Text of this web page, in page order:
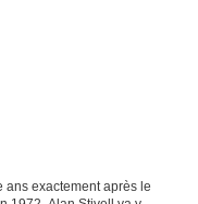
ans exactement après le